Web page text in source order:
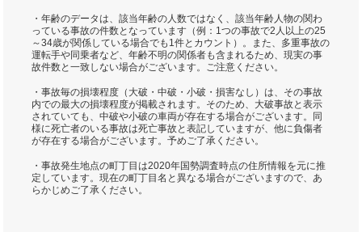
・年齢のデータは、該当年齢の人数ではなく、該当年齢人物の関わ
っている事故の件数となっています（例：1つの事故で2人以上の25
～34歳が関係している場合でも1件とカウント）。また、多重事故の
運転手や同乗者など、年齢不明の関係者も含まれるため、現実の事
故件数と一致しない場合がございます。ご注意ください。
・事故毎の損壊程度（大破・中破・小破・損害なし）は、その事故
内での最大の損壊程度が掲載されます。そのため、大破事故と表示
されていても、中破や小破の車両が存在する場合がございます。同
様に死亡者のいる事故は死亡事故と表記していますが、他に負傷者
が存在する場合がございます。予めご了承ください。
・事故発生地点の町丁目は2020年国勢調査時点の住所情報を元に推
定しています。現在の町丁目名と異なる場合がございますので、あ
らかじめご了承ください。